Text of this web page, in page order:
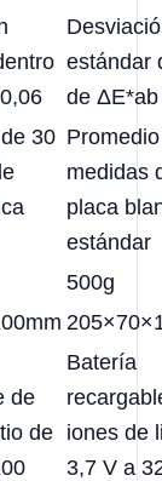
estándar
de
30
medidas
placa
estándar
500g
de
de
Batería
iones de
3,7 V a